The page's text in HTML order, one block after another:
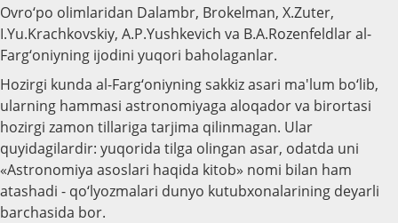
Ovro‘po olimlaridan Dalambr, Brokelman, X.Zuter,
I.Yu.Krachkovskiy, A.P.Yushkevich va B.A.Rozenfeldlar al-
Farg‘oniyning ijodini yuqori baholaganlar.
Hozirgi kunda al-Farg‘oniyning sakkiz asari ma'lum bo‘lib,
ularning hammasi astronomiyaga aloqador va birortasi
hozirgi zamon tillariga tarjima qilinmagan. Ular
quyidagilardir: yuqorida tilga olingan asar, odatda uni
«Astronomiya asoslari haqida kitob» nomi bilan ham
atashadi - qo‘lyozmalari dunyo kutubxonalarining deyarli
barchasida bor.